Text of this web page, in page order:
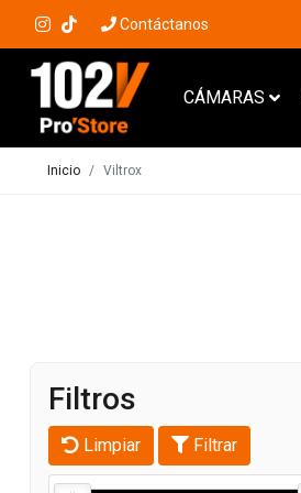
Contáctanos
CÁMARAS
Inicio Viltrox
Filtros
Limpiar Filtrar